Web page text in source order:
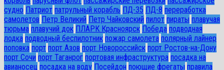
судно Патриот патрульный корабль ПД-35 ПД-8 переработка
самолетов Петр Великий Петр Чайковский пилот пираты плавучая
тюрьма плавучий док ПЛАРК Красноярск Победа подводная
лодка подводный беспилотник пожар самолета полярный лайнер
поповка порт порт Азов порт Новороссийск порт Ростов-на-Дону
порт Сочи порт Таганрог портовая инфраструктура посадка на
авианосец посадка на воду Посейдон поющие фрегаты правила